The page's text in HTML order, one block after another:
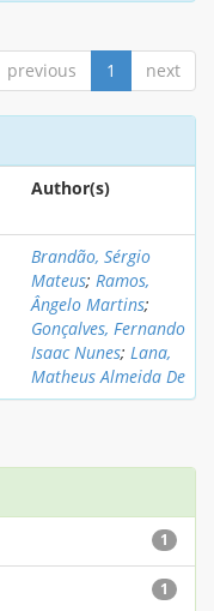
previous 1 next
Author(s)
Brandão, Sérgio
Mateus; Ramos,
Ângelo Martins;
Gonçalves, Fernando
Isaac Nunes; Lana,
Matheus Almeida De
1
1